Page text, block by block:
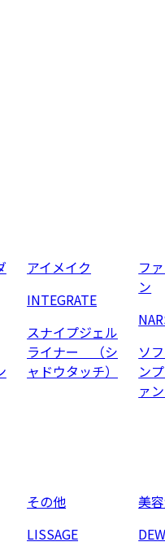
アイメイク
INTEGRATE
スナイプジェル
ライナー （シ
ャドウタッチ）
フ
ン
ソ
ン
ァ
その他
LISSAGE
美
DEW